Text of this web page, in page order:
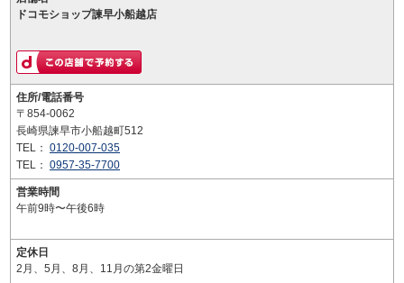
ドコモショップ諫早小船越店
住所/電話番号
〒854-0062
長崎県諫早市小船越町512
TEL： 0120-007-035
TEL： 0957-35-7700
営業時間
午前9時〜午後6時
定休日
2月、5月、8月、11月の第2金曜日